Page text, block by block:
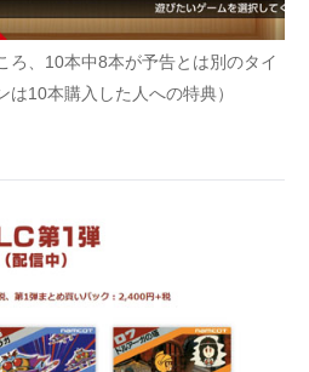
ト
ろ、10本中8本が予告とは別のタイ
は10本購入した人への特典）